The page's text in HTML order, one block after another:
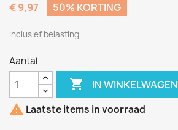
€ 9,97
50% KORTING
Inclusief belasting
Aantal
 IN WINKELWAGEN
 Laatste items in voorraad